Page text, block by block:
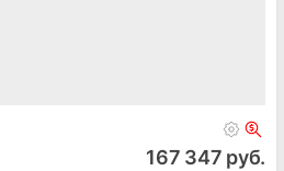
167 347 руб.